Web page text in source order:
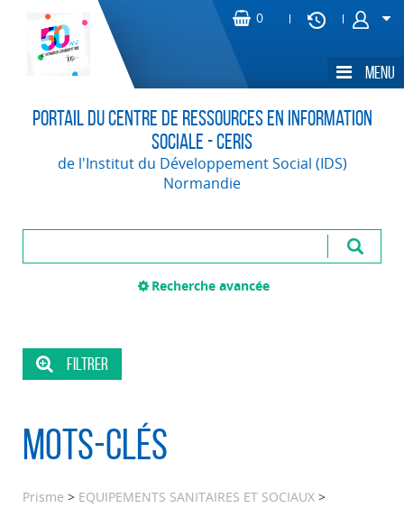
Portail du Centre de Ressources en Information
Sociale - CERIS
de l'Institut du Développement Social (IDS)
Normandie
Recherche avancée
Mots-clés
Prisme > EQUIPEMENTS SANITAIRES ET SOCIAUX >